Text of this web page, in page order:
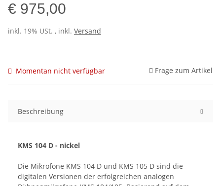
€ 975,00
inkl. 19% USt. , inkl. Versand
Momentan nicht verfügbar Frage zum Artikel
Beschreibung
KMS 104 D - nickel
Die Mikrofone KMS 104 D und KMS 105 D sind die
digitalen Versionen der erfolgreichen analogen